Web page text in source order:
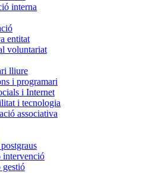
interna
entitat
voluntariat
lliure
i programari
i Internet
i tecnologia
associativa
intervenció
gestió